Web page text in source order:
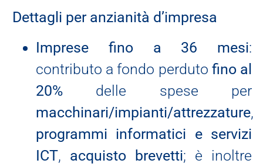
Dettagli per anzianità d’impresa
Imprese fino a 36 mesi:
contributo a fondo perduto fino al
20% delle spese per
macchinari/impianti/attrezzature,
programmi informatici e servizi
ICT, acquisto brevetti; è inoltre